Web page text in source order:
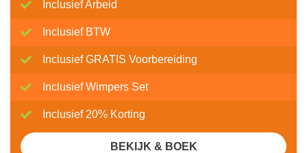
Inclusief Arbeid
Inclusief BTW
Inclusief GRATIS Voorbereiding
Inclusief Wimpers Set
Inclusief 20% Korting
BEKIJK & BOEK